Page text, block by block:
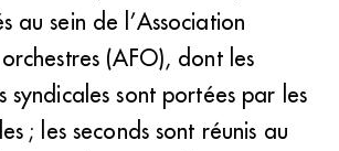
au sein de l’Association
(AFO), dont les
syndicales sont portées par les
; les seconds sont réunis au